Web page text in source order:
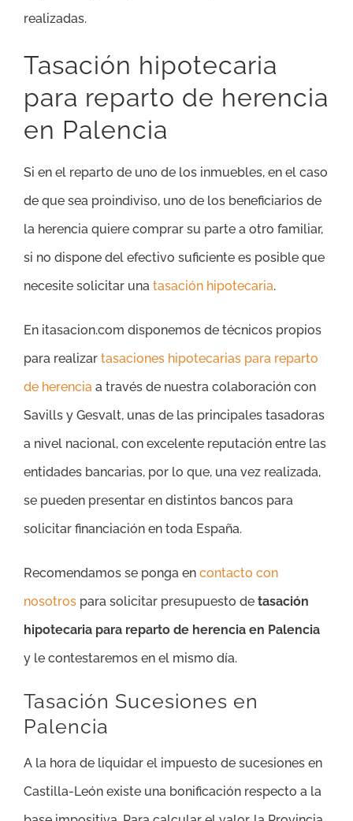
realizadas.
Tasación hipotecaria
para reparto de herencia
en Palencia
Si en el reparto de uno de los inmuebles, en el caso
de que sea proindiviso, uno de los beneficiarios de
la herencia quiere comprar su parte a otro familiar,
si no dispone del efectivo suficiente es posible que
necesite solicitar una tasación hipotecaria.
En itasacion.com disponemos de técnicos propios
para realizar tasaciones hipotecarias para reparto
de herencia a través de nuestra colaboración con
Savills y Gesvalt, unas de las principales tasadoras
a nivel nacional, con excelente reputación entre las
entidades bancarias, por lo que, una vez realizada,
se pueden presentar en distintos bancos para
solicitar financiación en toda España.
Recomendamos se ponga en contacto con
nosotros para solicitar presupuesto de tasación
hipotecaria para reparto de herencia en Palencia
y le contestaremos en el mismo día.
Tasación Sucesiones en
Palencia
A la hora de liquidar el impuesto de sucesiones en
Castilla-León existe una bonificación respecto a la